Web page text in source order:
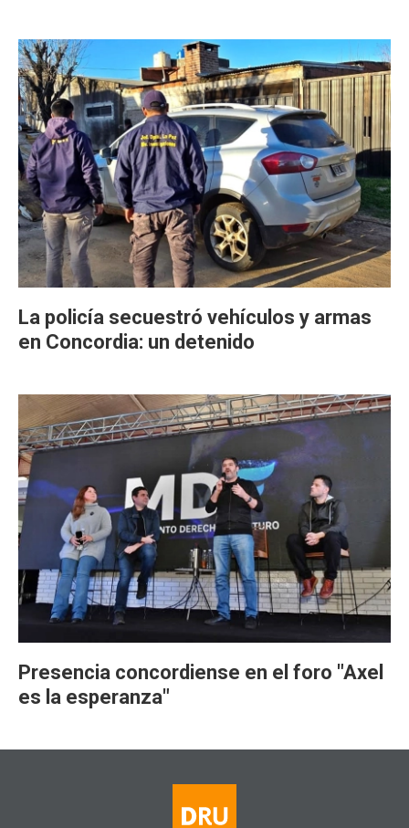
La policía secuestró vehículos y armas
en Concordia: un detenido
Presencia concordiense en el foro "Axel
es la esperanza"